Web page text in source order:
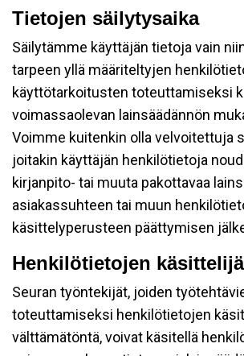
Tietojen säilytysaika
Säilytämme käyttäjän tietoja vain
tarpeen yllä määriteltyjen
käyttötarkoitusten toteuttamiseksi
voimassaolevan lainsäädännön
Voimme kuitenkin olla velvoitettuja
joitakin käyttäjän henkilötietoja
kirjanpito- tai muuta pakottavaa
asiakassuhteen tai muun
käsittelyperusteen päättymisen
Henkilötietojen
Seuran työntekijät, joiden
toteuttamiseksi henkilötietojen
välttämätöntä, voivat käsitellä